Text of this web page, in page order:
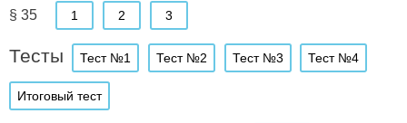
§ 35 1 2 3
Тесты Тест №1 Тест №2 Тест №3 Тест №4
Итоговый тест